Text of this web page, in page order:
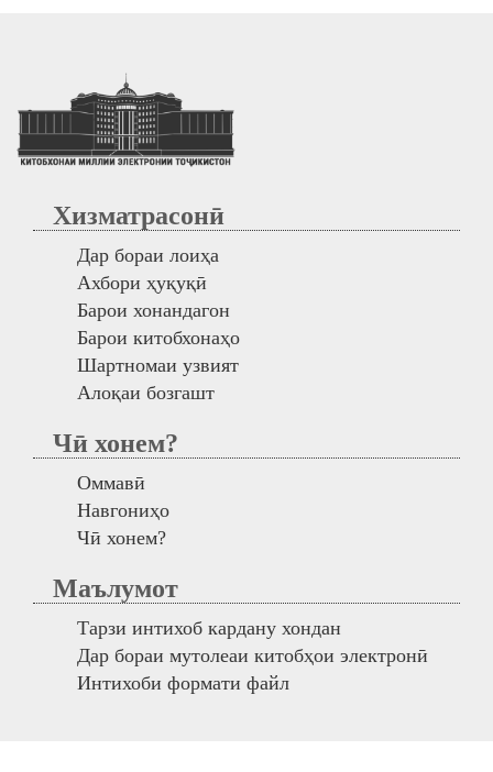
Хизматрасонӣ
Дар бораи лоиҳа
Ахбори ҳуқуқӣ
Барои хонандагон
Барои китобхонаҳо
Шартномаи узвият
Алоқаи бозгашт
Чӣ хонем?
Оммавӣ
Навгониҳо
Чӣ хонем?
Маълумот
Тарзи интихоб кардану хондан
Дар бораи мутолеаи китобҳои электронӣ
Интихоби формати файл